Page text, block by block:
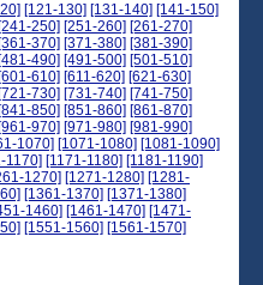
[121-130] [131-140] [141-150]
[241-250] [251-260] [261-270]
[361-370] [371-380] [381-390]
[481-490] [491-500] [501-510]
[601-610] [611-620] [621-630]
[721-730] [731-740] [741-750]
[841-850] [851-860] [861-870]
[961-970] [971-980] [981-990]
1070] [1071-1080] [1081-1090]
1170] [1171-1180] [1181-1190]
1270] [1271-1280] [1281-
[1361-1370] [1371-1380]
1460] [1461-1470] [1471-
[1551-1560] [1561-1570]